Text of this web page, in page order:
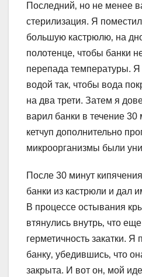
Последний‚ но не менее
стерилизация. Я
большую кастрюлю‚ на
полотенце‚ чтобы банки
перепада температуры. Я
водой так‚ чтобы вода
на два трети. Затем я
варил банки в течение 30
кетчуп дополнительно
микроорганизмы были
После 30 минут
банки из кастрюли и дал
В процессе остывания
втянулись внутрь‚ что
герметичность закатки.
банку‚ убедившись‚ что
закрыта. И вот он‚ мой